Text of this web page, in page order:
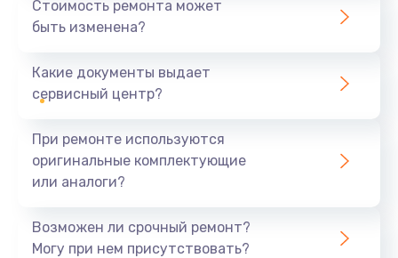
Диагностика и ремонт платы управления
Ремонт или замена кофемолки
Заказать
Стоимость ремонта может
быть изменена?
Какие документы выдает
сервисный центр?
При ремонте используются
оригинальные комплектующие
или аналоги?
Возможен ли срочный ремонт?
Могу при нем присутствовать?